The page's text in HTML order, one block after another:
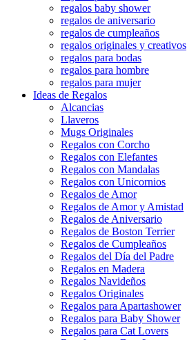
regalos baby shower
regalos de aniversario
regalos de cumpleaños
regalos originales y creativos
regalos para bodas
regalos para hombre
regalos para mujer
Ideas de Regalos
Alcancias
Llaveros
Mugs Originales
Regalos con Corcho
Regalos con Elefantes
Regalos con Mandalas
Regalos con Unicornios
Regalos de Amor
Regalos de Amor y Amistad
Regalos de Aniversario
Regalos de Boston Terrier
Regalos de Cumpleaños
Regalos del Día del Padre
Regalos en Madera
Regalos Navideños
Regalos Originales
Regalos para Apartashower
Regalos para Baby Shower
Regalos para Cat Lovers